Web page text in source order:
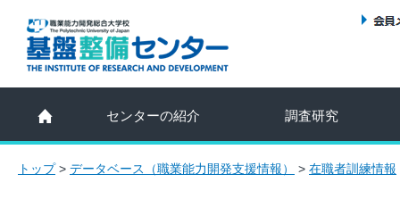
センターの紹介 調査研究
トップ> データベース（職業能力開発支援情報） > 在職者訓練情報